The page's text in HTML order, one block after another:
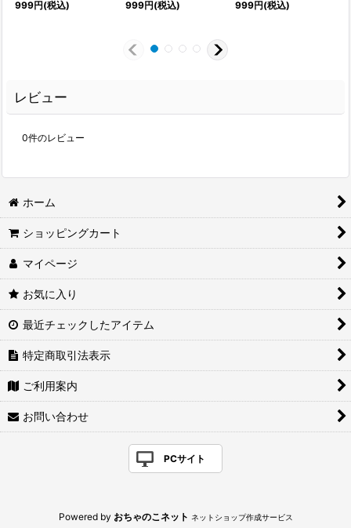
999円(税込)
999円(税込)
999円(税込)
レビュー
0件のレビュー
ホーム
ショッピングカート
マイページ
お気に入り
最近チェックしたアイテム
特定商取引法表示
ご利用案内
お問い合わせ
PCサイト
Powered by おちゃのこネット ネットショップ作成サービス